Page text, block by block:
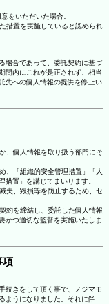
をいただいた場合。
措置を実施していると認められ
場合であって、委託契約に基づ
間内にこれが是正されず、相当
先への個人情報の提供を停止い
、個人情報を取り扱う部門にそ
、「組織的安全管理措置」「人
置」を講じてまいります。
失、毀損等を防止するため、セ
約を締結し、委託した個人情報
かつ適切な監督を実施いたしま
項
続きをして頂く事で、ノジマモ
ようになりました。それに伴